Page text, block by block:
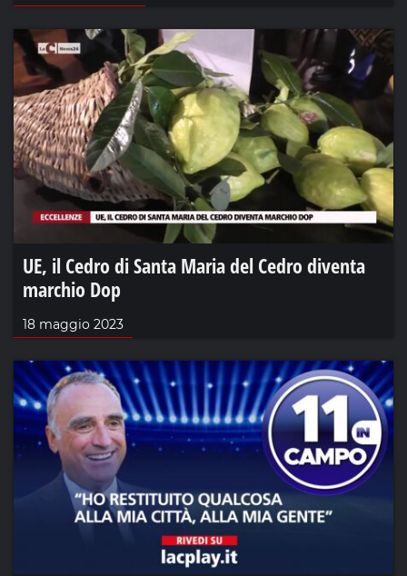
UE, il Cedro di Santa Maria del Cedro diventa
marchio Dop
18 maggio 2023